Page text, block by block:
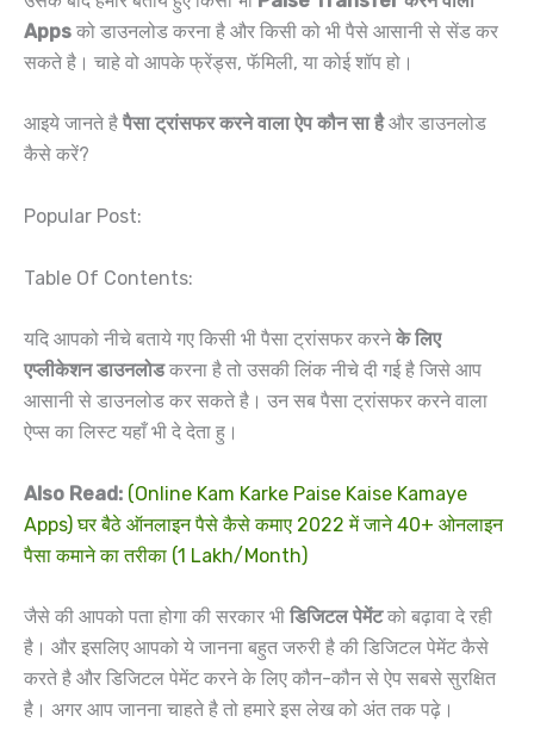
Apps को डाउनलोड करना है और किसी को भी पैसे आसानी से सेंड कर
सकते है। चाहे वो आपके फ्रेंड्स, फॅमिली, या कोई शॉप हो।
आइये जानते है पैसा ट्रांसफर करने वाला ऐप कौन सा हैऔर डाउनलोड
कैसे करें?
Popular Post:
Table Of Contents:
यदि आपको नीचे बताये गए किसी भी पैसा ट्रांसफर करनेके लिए
एप्लीकेशन डाउनलोडकरना है तो उसकी लिंक नीचे दी गई है जिसे आप
आसानी से डाउनलोड कर सकते है। उन सब पैसा ट्रांसफर करने वाला
ऐप्स का लिस्ट यहाँ भी दे देता हु।
Also Read: (Online Kam Karke Paise Kaise Kamaye
Apps) घर बैठे ऑनलाइन पैसे कैसे कमाए 2022 में जाने 40+ ओनलाइन
पैसा कमाने का तरीका (1 Lakh/Month)
जैसे की आपको पता होगा की सरकार भी डिजिटल पेमेंटको बढ़ावा दे रही
है। और इसलिए आपको ये जानना बहुत जरुरी है की डिजिटल पेमेंट कैसे
करते है और डिजिटल पेमेंट करने के लिए कौन-कौन से ऐप सबसे सुरक्षित
है। अगर आप जानना चाहते है तो हमारे इस लेख को अंत तक पढ़े।